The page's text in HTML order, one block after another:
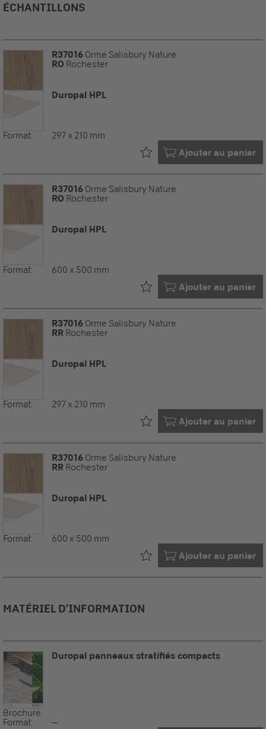
ÉCHANTILLONS
R37016 Orme Salisbury Nature
RO Rochester
Duropal HPL
Format: 297 x 210 mm
Ajouter au panier
Déjà dans votre
R37016 Orme Salisbury Nature
RO Rochester
Duropal HPL
Format: 600 x 500 mm
Ajouter au panier
Déjà dans votre
R37016 Orme Salisbury Nature
RR Rochester
Duropal HPL
Format: 297 x 210 mm
Ajouter au panier
Déjà dans votre
R37016 Orme Salisbury Nature
RR Rochester
Duropal HPL
Format: 600 x 500 mm
Ajouter au panier
Déjà dans votre
MATÉRIEL D'INFORMATION
Duropal panneaux stratifiés compacts
Brochure
Format:
--